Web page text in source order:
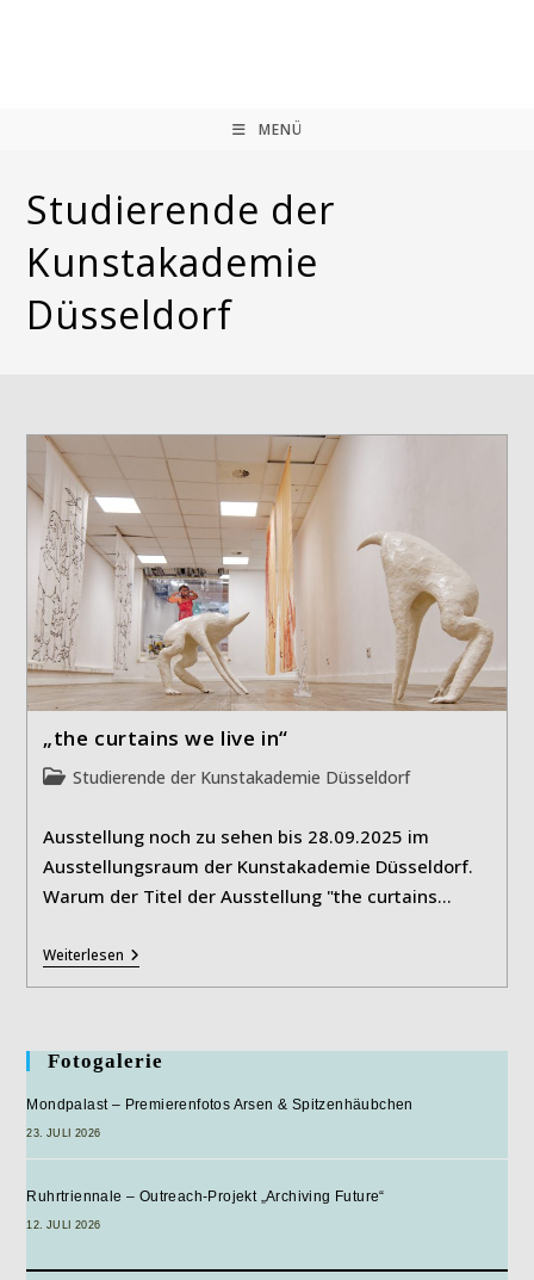
MENÜ
Studierende der
Kunstakademie
Düsseldorf
„the curtains we live in“
Beitrags-
Studierende der Kunstakademie Düsseldorf
Ausstellung noch zu sehen bis 28.09.2025 im
Ausstellungsraum der Kunstakademie Düsseldorf.
Warum der Titel der Ausstellung "the curtains…
Weiterlesen„the
Curtains
We
Fotogalerie
Mondpalast – Premierenfotos Arsen & Spitzenhäubchen
23. JULI 2026
Ruhrtriennale – Outreach-Projekt „Archiving Future“
12. JULI 2026